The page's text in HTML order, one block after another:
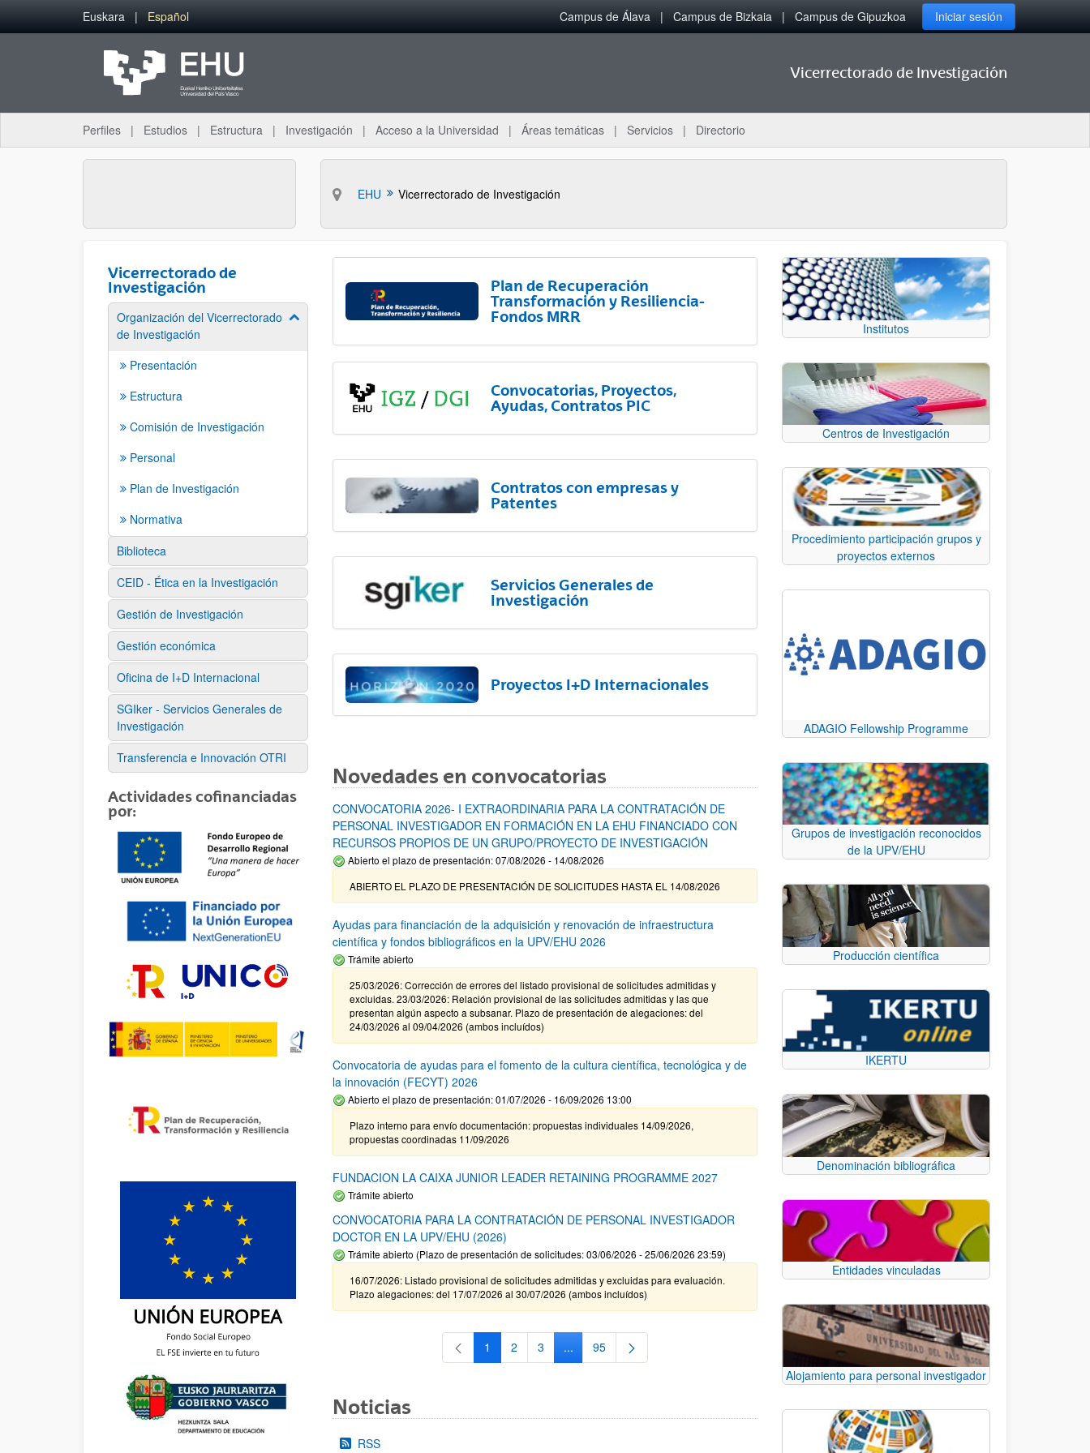
Saltar al contenido principal
Euskara Español Campus de Álava Campus de Bizkaia Campus de Gipuzkoa Iniciar sesión
Vicerrectorado de Investigación
Perfiles Estudios Estructura Investigación Acceso a la Universidad Áreas temáticas Servicios Directorio
EHU Vicerrectorado de Investigación
Vicerrectorado de
Investigación
Organización del Vicerrectorado
de Investigación
Mostrar/ocultar subpáginas
Presentación
Estructura
Comisión de Investigación
Personal
Plan de Investigación
Normativa
Biblioteca
CEID - Ética en la Investigación
Gestión de Investigación
Gestión económica
Oficina de I+D Internacional
SGIker - Servicios Generales de
Investigación
Transferencia e Innovación OTRI
Actividades cofinanciadas
por:
Plan de Recuperación
Transformación y Resiliencia-
Fondos MRR
Convocatorias, Proyectos,
Ayudas, Contratos PIC
Contratos con empresas y
Patentes
Servicios Generales de
Investigación
Proyectos I+D Internacionales
Novedades en convocatorias
CONVOCATORIA 2026- I EXTRAORDINARIA PARA LA CONTRATACIÓN DE
PERSONAL INVESTIGADOR EN FORMACIÓN EN LA EHU FINANCIADO CON
RECURSOS PROPIOS DE UN GRUPO/PROYECTO DE INVESTIGACIÓN
Abierto el plazo de presentación: 07/08/2026 - 14/08/2026
ABIERTO EL PLAZO DE PRESENTACIÓN DE SOLICITUDES HASTA EL 14/08/2026
Ayudas para financiación de la adquisición y renovación de infraestructura
científica y fondos bibliográficos en la UPV/EHU 2026
Trámite abierto
25/03/2026: Corrección de errores del listado provisional de solicitudes admitidas y
excluidas. 23/03/2026: Relación provisional de las solicitudes admitidas y las que
presentan algún aspecto a subsanar. Plazo de presentación de alegaciones: del
24/03/2026 al 09/04/2026 (ambos incluídos)
Convocatoria de ayudas para el fomento de la cultura científica, tecnológica y de
la innovación (FECYT) 2026
Abierto el plazo de presentación: 01/07/2026 - 16/09/2026 13:00
Plazo interno para envío documentación: propuestas individuales 14/09/2026,
propuestas coordinadas 11/09/2026
FUNDACION LA CAIXA JUNIOR LEADER RETAINING PROGRAMME 2027
Trámite abierto
CONVOCATORIA PARA LA CONTRATACIÓN DE PERSONAL INVESTIGADOR
DOCTOR EN LA UPV/EHU (2026)
Trámite abierto (Plazo de presentación de solicitudes: 03/06/2026 - 25/06/2026 23:59)
16/07/2026: Listado provisional de solicitudes admitidas y excluidas para evaluación.
Plazo alegaciones: del 17/07/2026 al 30/07/2026 (ambos incluídos)
Página
1 Página
2 Página
3 ...Páginas intermedias Use TAB para desplazarse.
Página
95
Noticias
RSS
Institutos
Centros de Investigación
Procedimiento participación grupos y
proyectos externos
ADAGIO Fellowship Programme
Grupos de investigación reconocidos
de la UPV/EHU
Producción científica
IKERTU
Denominación bibliográfica
Entidades vinculadas
Alojamiento para personal investigador